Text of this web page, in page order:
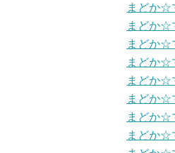
まどか☆
まどか☆
まどか☆
まどか☆
まどか☆
まどか☆
まどか☆
まどか☆